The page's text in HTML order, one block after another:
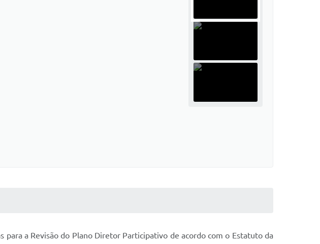
a Revisão do Plano Diretor Participativo de acordo com o Estatuto da